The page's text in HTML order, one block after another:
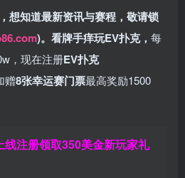
想知道最新资讯与赛程， 敬请锁
)。 看牌手痒玩EV扑克， 每
，现在注册EV扑克
赠8张幸运赛门票最高奖励1500
线注册领取350美金新玩家礼